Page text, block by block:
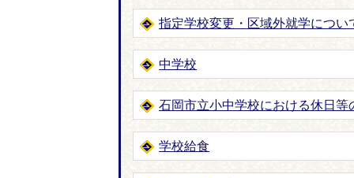
指定学校変更・区域外就学につい
中学校
石岡市立小中学校における休日等
学校給食